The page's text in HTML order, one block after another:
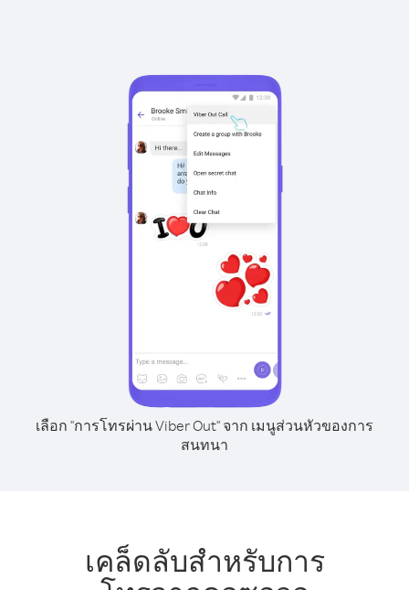
เลือก "การโทรผ่าน Viber Out" จาก เมนูส่วนหัวของการ
สนทนา
เคล็ดลับสำหรับการ